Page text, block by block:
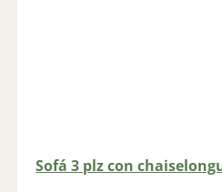
Sofá 3 plz con